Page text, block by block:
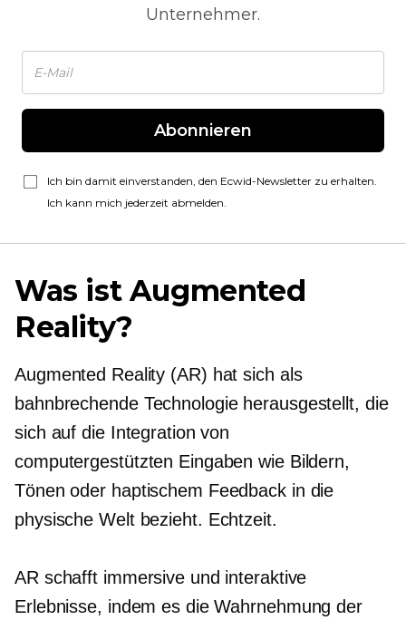
Unternehmer.
Abonnieren
Ich bin damit einverstanden, den Ecwid-Newsletter zu erhalten.
Ich kann mich jederzeit abmelden.
Was ist Augmented
Reality?
Augmented Reality (AR) hat sich als
bahnbrechende Technologie herausgestellt, die
sich auf die Integration von
computergestützten Eingaben wie Bildern,
Tönen oder haptischem Feedback in die
physische Welt bezieht. Echtzeit.
AR schafft immersive und interaktive
Erlebnisse, indem es die Wahrnehmung der